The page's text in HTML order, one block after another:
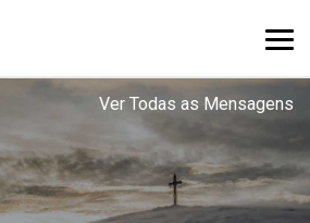
Ver Todas as Mensagens